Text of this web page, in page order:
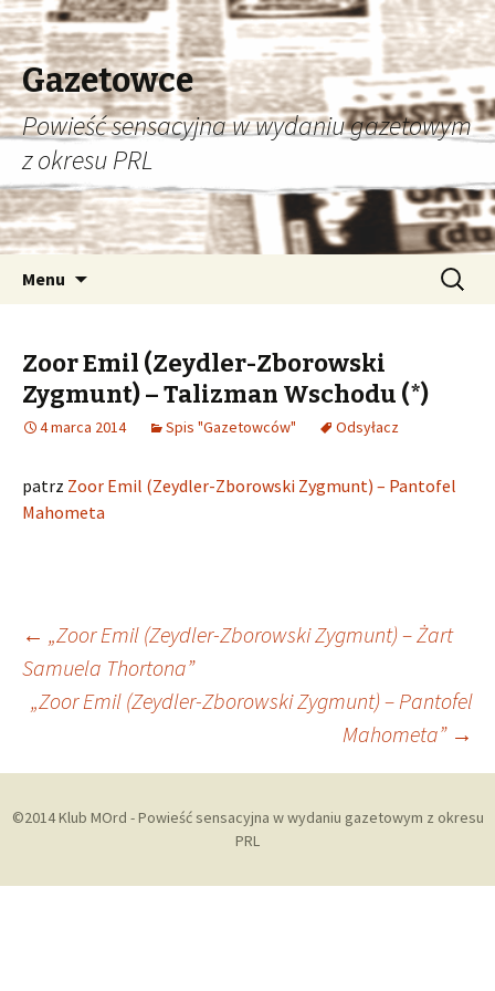
Gazetowce
Powieść sensacyjna w wydaniu gazetowym
z okresu PRL
Menu Szukaj:
Zoor Emil (Zeydler-Zborowski
Zygmunt) – Talizman Wschodu (*)
4 marca 2014 Spis "Gazetowców" Odsyłacz
patrz Zoor Emil (Zeydler-Zborowski Zygmunt) – Pantofel
Mahometa
Zobacz
wpisy
← „Zoor Emil (Zeydler-Zborowski Zygmunt) – Żart
Samuela Thortona”
„Zoor Emil (Zeydler-Zborowski Zygmunt) – Pantofel
Mahometa” →
©2014 Klub MOrd - Powieść sensacyjna w wydaniu gazetowym z okresu
PRL